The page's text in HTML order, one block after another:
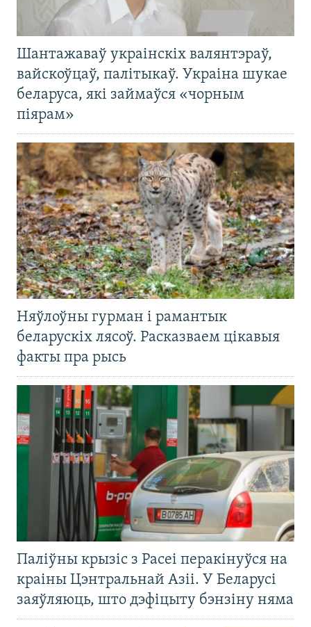
Шантажаваў украінскіх валянтэраў,
вайскоўцаў, палітыкаў. Украіна шукае
беларуса, які займаўся «чорным
піярам»
Няўлоўны гурман і рамантык
беларускіх лясоў. Расказваем цікавыя
факты пра рысь
Паліўны крызіс з Расеі перакінуўся на
краіны Цэнтральнай Азіі. У Беларусі
заяўляюць, што дэфіцыту бэнзіну няма